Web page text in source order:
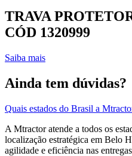
TRAVA
CÓD 1320999
Saiba mais
Ainda tem dúvidas?
Quais estados do Brasil a
A Mtractor atende a todos os
localização estratégica em Belo
agilidade e eficiência nas